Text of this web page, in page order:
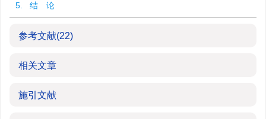
5. 结 论
参考文献(22)
相关文章
施引文献